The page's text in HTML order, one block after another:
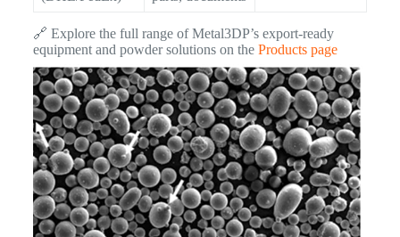
🔗 Explore the full range of Metal3DP’s export-ready
equipment and powder solutions on the Products page